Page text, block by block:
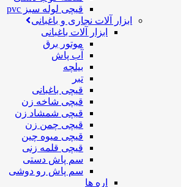
قیچی لوله سبز pvc
ابزار آلات نجاری و باغبانی
ابزار آلات باغبانی
موتور برق
آب پاش
بیلچه
تبر
قیچی باغبانی
قیچی شاخه زن
قیچی شمشاد زن
قیچی چمن زن
قیچی میوه چین
قیچی قلمه زنی
سم پاش دستی
سم پاش رو دوشی
اره ها